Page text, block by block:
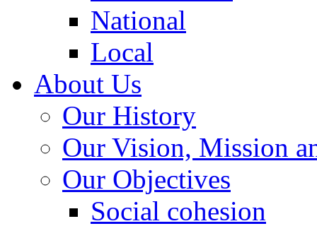
National
Local
About Us
Our History
Our Vision, Mission
Our Objectives
Social cohesion